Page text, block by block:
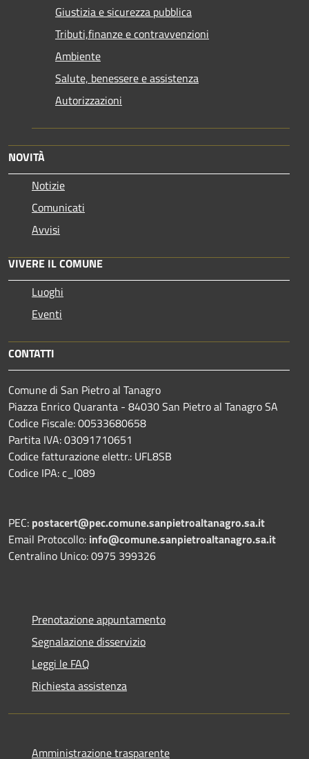
Giustizia e sicurezza pubblica
Tributi,finanze e contravvenzioni
Ambiente
Salute, benessere e assistenza
Autorizzazioni
NOVITÀ
Notizie
Comunicati
Avvisi
VIVERE IL COMUNE
Luoghi
Eventi
CONTATTI
Comune di San Pietro al Tanagro
Piazza Enrico Quaranta - 84030 San Pietro al Tanagro SA
Codice Fiscale: 00533680658
Partita IVA: 03091710651
Codice fatturazione elettr.: UFL8SB
Codice IPA: c_I089
PEC: postacert@pec.comune.sanpietroaltanagro.sa.it
Email Protocollo: info@comune.sanpietroaltanagro.sa.it
Centralino Unico: 0975 399326
Prenotazione appuntamento
Segnalazione disservizio
Leggi le FAQ
Richiesta assistenza
Amministrazione trasparente